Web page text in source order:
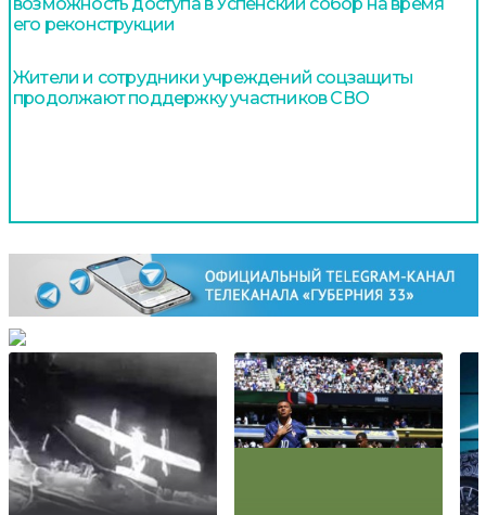
его реконструкции
Жители и сотрудники учреждений соцзащиты
продолжают поддержку участников СВО